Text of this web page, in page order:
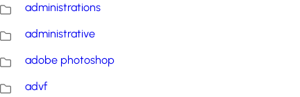
administrations
administrative
adobe photoshop
advf